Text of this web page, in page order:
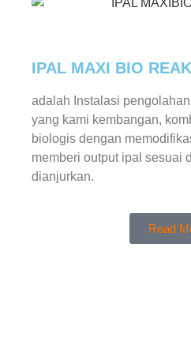
IPAL MAXI BIO
adalah Instalasi
yang kami kembangan,
biologis dengan
memberi output ipal sesuai
dianjurkan.
Read